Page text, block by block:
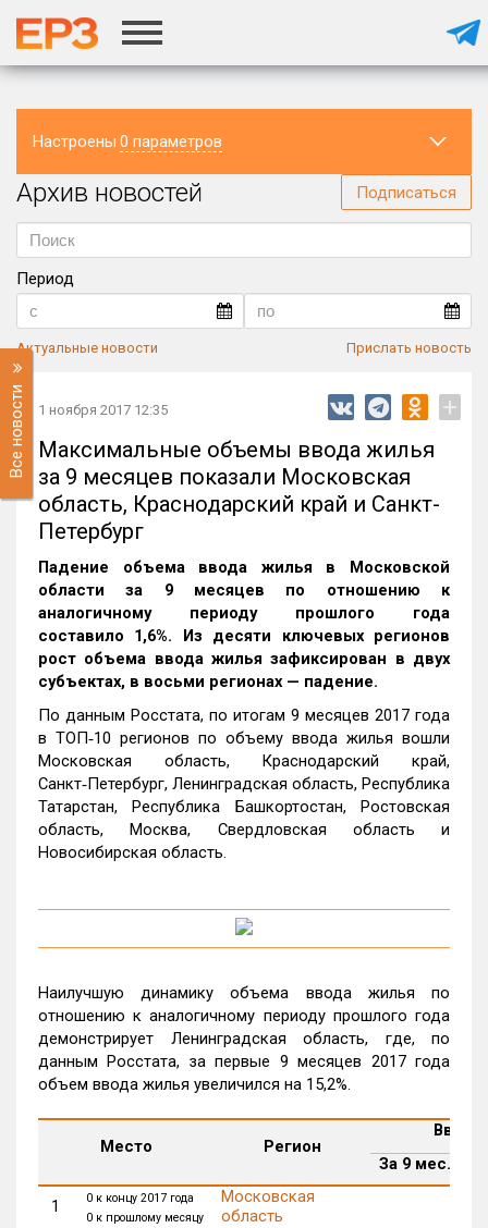
Настроены 0 параметров
Регион
Архив новостей Подписаться
Период
Актуальные новости Прислать новость
Все новости 1 ноября 2017 12:35 +
Максимальные объемы ввода жилья
за 9 месяцев показали Московская
область, Краснодарский край и Санкт-
Петербург
Падение объема ввода жилья в Московской
области за 9 месяцев по отношению к
аналогичному периоду прошлого года
составило 1,6%. Из десяти ключевых регионов
рост объема ввода жилья зафиксирован в двух
субъектах, в восьми регионах — падение.
По данным Росстата, по итогам 9 месяцев 2017 года
в ТОП‑10 регионов по объему ввода жилья вошли
Московская область, Краснодарский край,
Санкт‑Петербург, Ленинградская область, Республика
Татарстан, Республика Башкортостан, Ростовская
область, Москва, Свердловская область и
Новосибирская область.
Наилучшую динамику объема ввода жилья по
отношению к аналогичному периоду прошлого года
демонстрирует Ленинградская область, где, по
данным Росстата, за первые 9 месяцев 2017 года
объем ввода жилья увеличился на 15,2%.
Место Регион
Ввод
За 9 мес.
1
0 к концу 2017 года
0 к прошлому месяцу
Московская
область